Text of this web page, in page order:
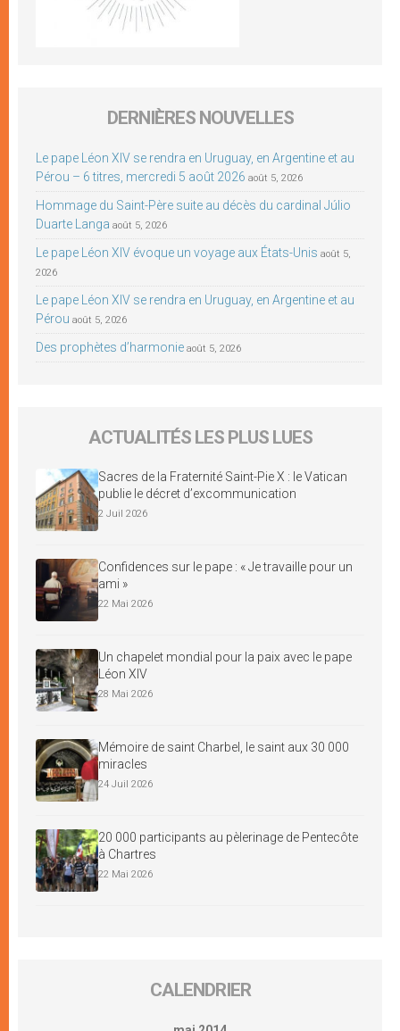
DERNIÈRES NOUVELLES
Le pape Léon XIV se rendra en Uruguay, en Argentine et au
Pérou – 6 titres, mercredi 5 août 2026 août 5, 2026
Hommage du Saint-Père suite au décès du cardinal Júlio
Duarte Langa août 5, 2026
Le pape Léon XIV évoque un voyage aux États-Unis août 5,
2026
Le pape Léon XIV se rendra en Uruguay, en Argentine et au
Pérou août 5, 2026
Des prophètes d’harmonie août 5, 2026
ACTUALITÉS LES PLUS LUES
Sacres de la Fraternité Saint-Pie X : le Vatican
publie le décret d’excommunication
2 Juil 2026
Confidences sur le pape : « Je travaille pour un
ami »
22 Mai 2026
Un chapelet mondial pour la paix avec le pape
Léon XIV
28 Mai 2026
Mémoire de saint Charbel, le saint aux 30 000
miracles
24 Juil 2026
20 000 participants au pèlerinage de Pentecôte
à Chartres
22 Mai 2026
CALENDRIER